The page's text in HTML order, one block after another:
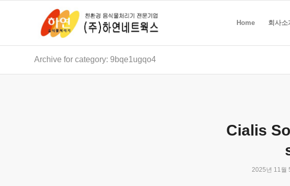
Home 회사소
Archive for category: 9bqe1ugqo4
Cialis
2025년 11월